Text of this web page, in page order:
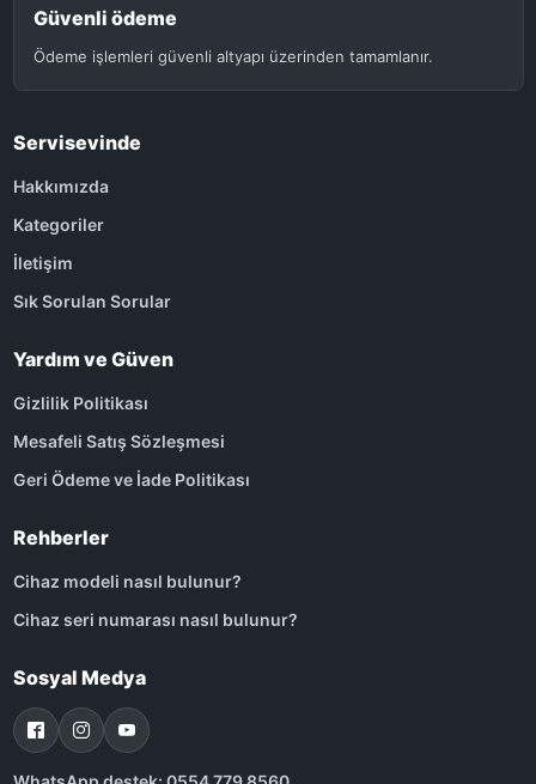
Güvenli ödeme
Ödeme işlemleri güvenli altyapı üzerinden tamamlanır.
Servisevinde
Hakkımızda
Kategoriler
İletişim
Sık Sorulan Sorular
Yardım ve Güven
Gizlilik Politikası
Mesafeli Satış Sözleşmesi
Geri Ödeme ve İade Politikası
Rehberler
Cihaz modeli nasıl bulunur?
Cihaz seri numarası nasıl bulunur?
Sosyal Medya